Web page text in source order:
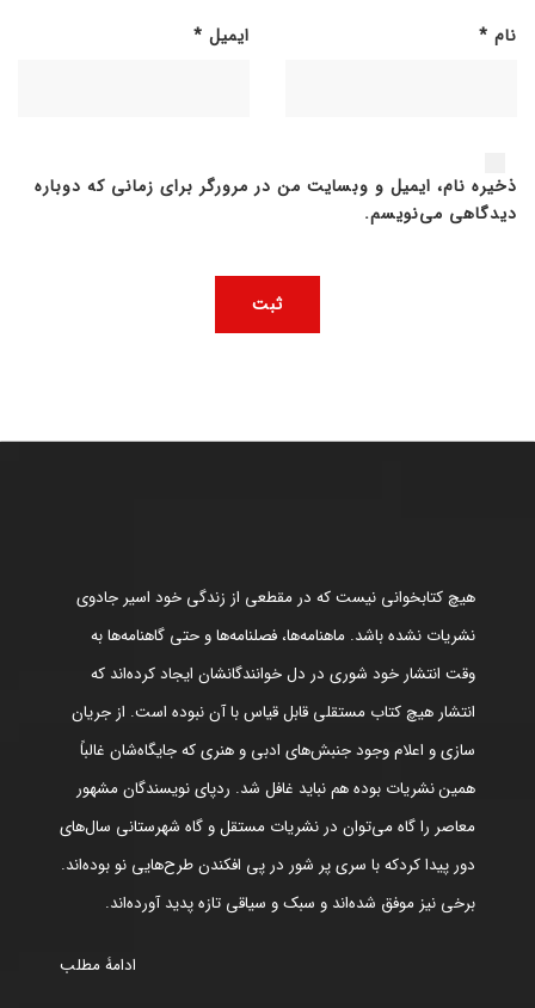
نام * ایمیل *
ذخیره نام، ایمیل و وبسایت من در مرورگر برای زمانی که دوباره
دیدگاهی می‌نویسم.
هیچ کتابخوانی نیست که در مقطعی از زندگی خود اسیر جادوی
نشریات نشده باشد. ماهنامه‌ها، فصلنامه‌ها و حتی گاهنامه‌ها به
وقت انتشار خود شوری در دل خوانندگانشان ایجاد کرده‌اند که
انتشار هیچ کتاب مستقلی قابل قیاس با آن نبوده است. از جریان
سازی و اعلام وجود جنبش‌های ادبی و هنری که جایگاه‌شان غالباً
همین نشریات بوده هم نباید غافل شد. ردپای نویسندگان مشهور
معاصر را گاه می‌توان در نشریات مستقل و گاه شهرستانی سال‌های
دور پیدا کردکه با سری پر شور در پی افکندن طرح‌هایی نو بوده‌اند.
برخی نیز موفق شده‌اند و سبک و سیاقی تازه پدید آورده‌اند.
ادامۀ مطلب